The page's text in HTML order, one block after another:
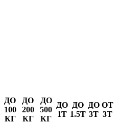
ДО
100
КГ
ДО
200
КГ
ДО
500
КГ
ДО
1Т
ДО
1.5Т
ДО
3Т
ОТ
3Т